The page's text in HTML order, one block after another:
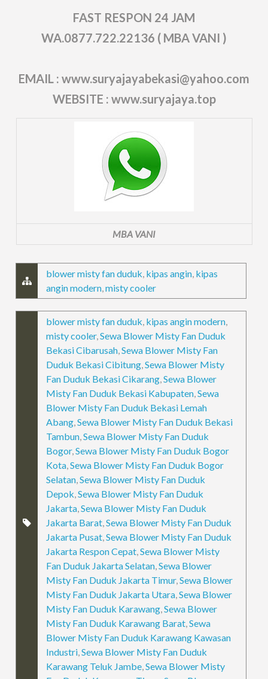
FAST RESPON 24 JAM
WA.0877.722.22136 ( MBA VANI )
EMAIL : www.suryajayabekasi@yahoo.com
WEBSITE : www.suryajaya.top
MBA VANI
blower misty fan duduk, kipas angin, kipas
angin modern,misty cooler
blower misty fan duduk, kipas angin modern,
misty cooler,Sewa Blower Misty Fan Duduk
Bekasi Cibarusah,Sewa Blower Misty Fan
Duduk Bekasi Cibitung,Sewa Blower Misty
Fan Duduk Bekasi Cikarang,Sewa Blower
Misty Fan Duduk Bekasi Kabupaten,Sewa
Blower Misty Fan Duduk Bekasi Lemah
Abang,Sewa Blower Misty Fan Duduk Bekasi
Tambun,Sewa Blower Misty Fan Duduk
Bogor,Sewa Blower Misty Fan Duduk Bogor
Kota,Sewa Blower Misty Fan Duduk Bogor
Selatan,Sewa Blower Misty Fan Duduk
Depok,Sewa Blower Misty Fan Duduk
Jakarta,Sewa Blower Misty Fan Duduk
Jakarta Barat,Sewa Blower Misty Fan Duduk
Jakarta Pusat,Sewa Blower Misty Fan Duduk
Jakarta Respon Cepat,Sewa Blower Misty
Fan Duduk Jakarta Selatan,Sewa Blower
Misty Fan Duduk Jakarta Timur,Sewa Blower
Misty Fan Duduk Jakarta Utara,Sewa Blower
Misty Fan Duduk Karawang,Sewa Blower
Misty Fan Duduk Karawang Barat,Sewa
Blower Misty Fan Duduk Karawang Kawasan
Industri,Sewa Blower Misty Fan Duduk
Karawang Teluk Jambe,Sewa Blower Misty